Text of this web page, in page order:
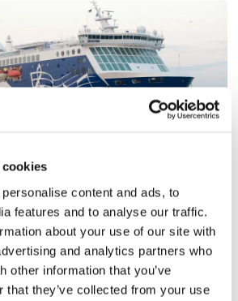
content and ads, to
features and to analyse our traffic.
about your use of our site with
and analytics partners who
other information that you’ve
that they’ve collected from your use
av höga
men
växa